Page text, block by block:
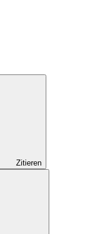
Zitieren